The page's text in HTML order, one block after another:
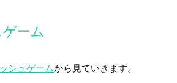
ーム
シュゲームから見ていきます。